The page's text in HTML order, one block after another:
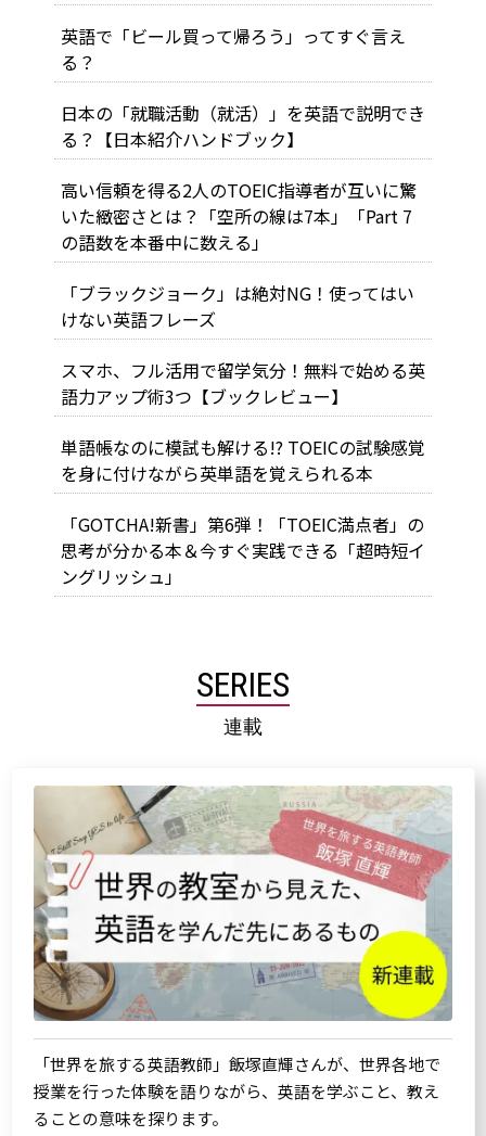
英語で「ビール買って帰ろう」ってすぐ言え
る？
日本の「就職活動（就活）」を英語で説明でき
る？【日本紹介ハンドブック】
高い信頼を得る2人のTOEIC指導者が互いに驚
いた緻密さとは？「空所の線は7本」「Part 7
の語数を本番中に数える」
「ブラックジョーク」は絶対NG！使ってはい
けない英語フレーズ
スマホ、フル活用で留学気分！無料で始める英
語力アップ術3つ【ブックレビュー】
単語帳なのに模試も解ける!? TOEICの試験感覚
を身に付けながら英単語を覚えられる本
「GOTCHA!新書」第6弾！「TOEIC満点者」の
思考が分かる本＆今すぐ実践できる「超時短イ
ングリッシュ」
SERIES
連載
「世界を旅する英語教師」飯塚直輝さんが、世界各地で
授業を行った体験を語りながら、英語を学ぶこと、教え
ることの意味を探ります。